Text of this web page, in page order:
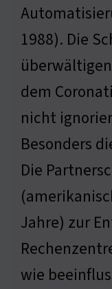
1988). Die
dem
nicht
Besonders
Die
Jahre) zur
wie